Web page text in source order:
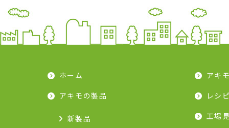
ホーム
アキモの製品
新製品
アキ
レシ
工場